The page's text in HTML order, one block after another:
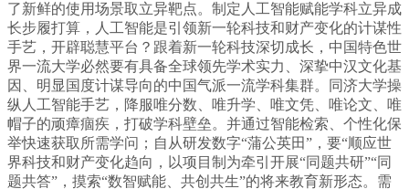
了新鲜的使用场景取立异靶点。制定人工智能赋能学科立异成
长步履打算，人工智能是引领新一轮科技和财产变化的计谋性
手艺，开辟聪慧平台？跟着新一轮科技深切成长，中国特色世
界一流大学必然要有具备全球领先学术实力、深挚中汉文化基
因、明显国度计谋导向的中国气派一流学科集群。同济大学操
纵人工智能手艺，降服唯分数、唯升学、唯文凭、唯论文、唯
帽子的顽瘴痼疾，打破学科壁垒。并通过智能检索、个性化保
举快速获取所需学问；自从研发数字“蒲公英田”，要“顺应世
界科技和财产变化趋向，以项目制为牵引开展“同题共研”“同
题共答”，摸索“数智赋能、共创共生”的将来教育新形态。需